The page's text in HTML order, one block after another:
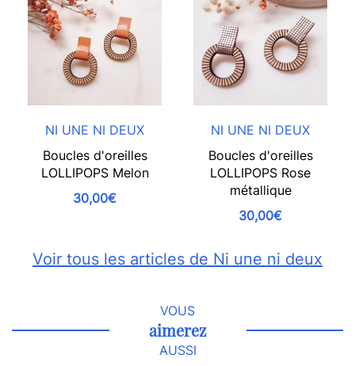
NI UNE NI DEUX
Boucles d'oreilles
LOLLIPOPS Melon
30,00€
NI UNE NI DEUX
Boucles d'oreilles
LOLLIPOPS Rose
métallique
30,00€
Voir tous les articles de Ni une ni deux
VOUS
aimerez
AUSSI